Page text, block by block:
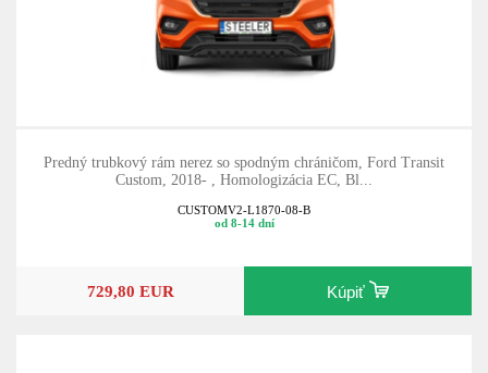
Predný trubkový rám nerez so spodným chráničom, Ford Transit
Custom, 2018- , Homologizácia EC, Bl...
CUSTOMV2-L1870-08-B
od 8-14 dní
729,80 EUR Kúpiť